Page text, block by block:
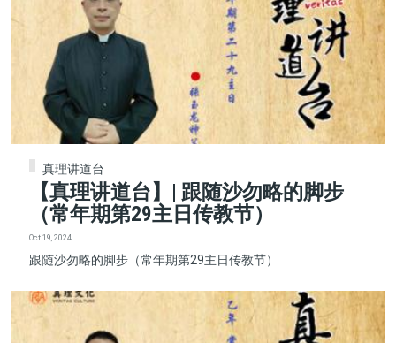
真理讲道台
【真理讲道台】| 跟随沙勿略的脚步
（常年期第29主日传教节）
Oct 19, 2024
跟随沙勿略的脚步（常年期第29主日传教节）